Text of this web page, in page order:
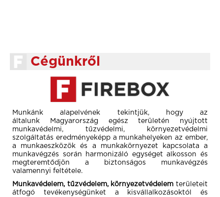
Cégünkről
Munkánk alapelvének tekintjük, hogy az
általunk Magyarország egész területén nyújtott
munkavédelmi, tűzvédelmi, környezetvédelmi
szolgáltatás eredményeképp a munkahelyeken az ember,
a munkaeszközök és a munkakörnyezet kapcsolata a
munkavégzés során harmonizáló egységet alkosson és
megteremtődjön a biztonságos munkavégzés
valamennyi feltétele.
Munkavédelem, tűzvédelem, környezetvédelem területeit
átfogó tevékenységünket a kisvállalkozásoktól és